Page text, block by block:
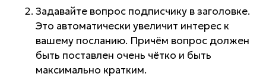
Задавайте вопрос подписчику в заголовке.
Это автоматически увеличит интерес к
вашему посланию. Причём вопрос должен
быть поставлен очень чётко и быть
максимально кратким.